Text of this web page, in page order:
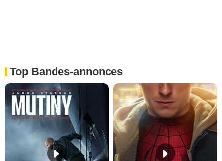
Top Bandes-annonces